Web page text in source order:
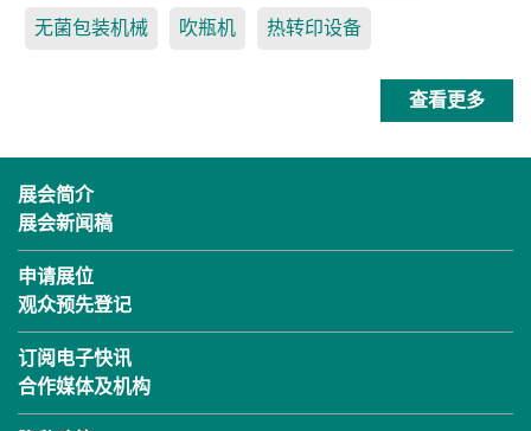
无菌包装机械 吹瓶机 热转印设备
查看更多
展会简介
展会新闻稿
申请展位
观众预先登记
订阅电子快讯
合作媒体及机构